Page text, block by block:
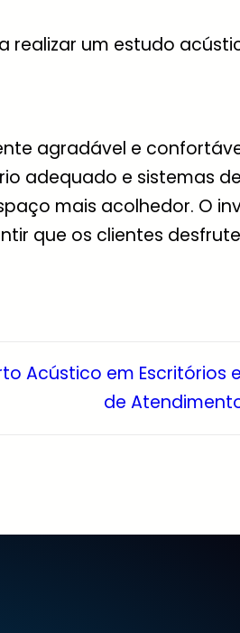
realizar um estudo
agradável e
adequado e sistemas
mais acolhedor. O
que os clientes
Acústico em Escritórios
de